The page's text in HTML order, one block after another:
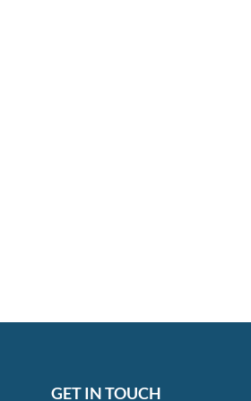
GET IN TOUCH